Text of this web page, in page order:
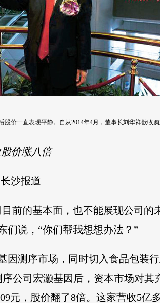
股价一直表现平静。自从2014年4月，董事长刘华祥欲收
股价涨八倍
沙报道
前的基本面，也不能展现公司的
们说，“你们帮我想想办法？”
因测序市场，同时切入食品包装
公司宏灏基因后，资本市场对其
元，股价翻了8倍。这家营收5亿